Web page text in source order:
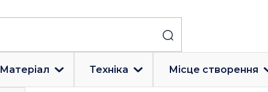
Матеріал Техніка Місце створення